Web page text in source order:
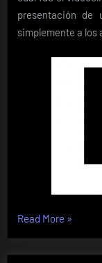
presentación de
simplemente a los
Read More «El
»